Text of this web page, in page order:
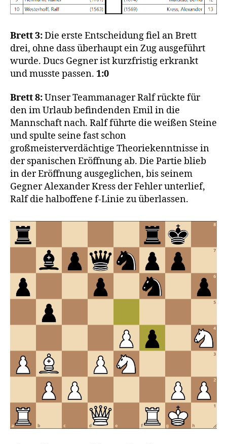
Brett 3:Die erste Entscheidung fiel an Brett
drei, ohne dass überhaupt ein Zug ausgeführt
wurde. Ducs Gegner ist kurzfristig erkrankt
und musste passen. 1:0
Brett 8:Unser Teammanager Ralf rückte für
den im Urlaub befindenden Emil in die
Mannschaft nach. Ralf führte die weißen Steine
und spulte seine fast schon
großmeisterverdächtige Theoriekenntnisse in
der spanischen Eröffnung ab. Die Partie blieb
in der Eröffnung ausgeglichen, bis seinem
Gegner Alexander Kress der Fehler unterlief,
Ralf die halboffene f-Linie zu überlassen.